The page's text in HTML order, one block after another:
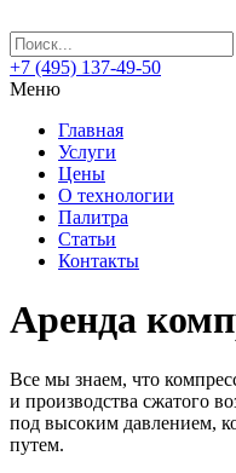
+7 (495) 137-49-50
Меню
Главная
Услуги
Цены
О технологии
Палитра
Статьи
Контакты
Аренда
Все мы знаем, что
и производства сжатого
под высоким давлением,
путем.